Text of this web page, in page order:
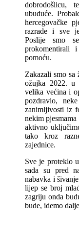
dobrodošlicu,
ubuduće.
hercegovačke
razrade i sve
Poslije smo
prokomentirali
pomoću.
Zakazali smo
ožujka 2022. u
velika većina i
pozdravio,
zanimljivosti iz
nekim
aktivno
tako kroz
zajednice.
Sve je proteklo
sada su pred
nabavka i
lijep se broj
zagriju onda
bude, idemo